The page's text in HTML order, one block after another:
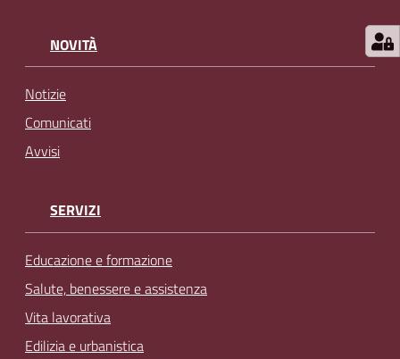
NOVITÀ
Notizie
Comunicati
Avvisi
SERVIZI
Educazione e formazione
Salute, benessere e assistenza
Vita lavorativa
Edilizia e urbanistica